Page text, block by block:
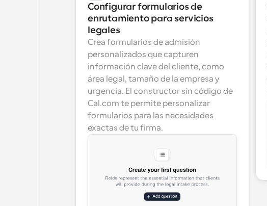
Configurar formularios de
enrutamiento para servicios
legales
Crea formularios de admisión
personalizados que capturen
información clave del cliente, como
área legal, tamaño de la empresa y
urgencia. El constructor sin código de
Cal.com te permite personalizar
formularios para las necesidades
exactas de tu firma.